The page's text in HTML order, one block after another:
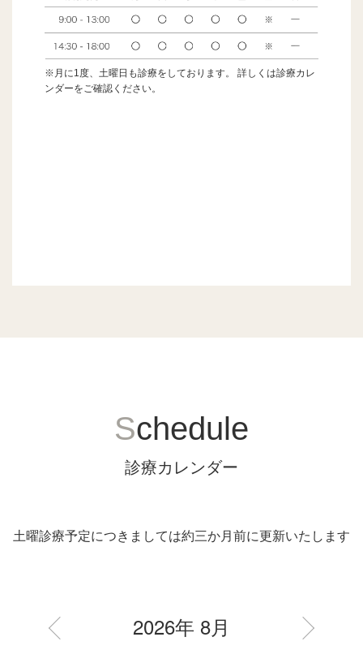
※月に1度、土曜日も診療をしております。 詳しくは診療カレ
ンダーをご確認ください。
Schedule
診療カレンダー
土曜診療予定につきましては約三か月前に更新いたします
2026年 8月